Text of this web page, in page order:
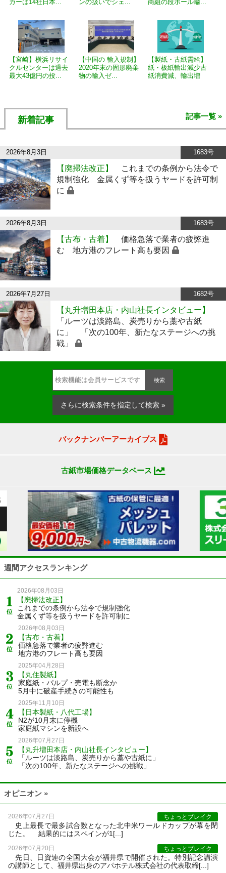
カーは14社日本... ンの扱いでシェ... 商組の段ボール輸...
【宮崎】横浜リサイ
クルセンターは過去
最大43億円の投...
【中国の 輸入規制】
2020年末の固形廃棄
物の輸入ゼ...
【製紙・古紙需給】
紙・板紙輸出減少古
紙消費減、輸出増
新着記事 記事一覧 »
2026年8月3日 1683号
【廃掃法改正】
これまでの条例から法令で
規制強化 金属くず等を扱うヤードを許可制
に
2026年8月3日 1683号
【古布・古着】
価格急落で業者の疲弊進
む 地方港のフレート高も要因
2026年7月27日 1682号
【丸升増田本店・内山社長インタビュー】
「ルーツは淡路島、炭売りから藁や古紙
に」 「次の100年、新たなステージへの挑
戦」
検索
さらに検索条件を指定して検索 »
バックナンバーアーカイブス
古紙市場価格データベース
週間アクセスランキング
2026年08月03日
【廃掃法改正】
これまでの条例から法令で規制強化
金属くず等を扱うヤードを許可制に
2026年08月03日
【古布・古着】
価格急落で業者の疲弊進む
地方港のフレート高も要因
2025年04月28日
【丸住製紙】
家庭紙・パルプ・売電も断念か
5月中に破産手続きの可能性も
2025年11月10日
【日本製紙・八代工場】
N2が10月末に停機
家庭紙マシンを新設へ
2026年07月27日
【丸升増田本店・内山社長インタビュー】
「ルーツは淡路島、炭売りから藁や古紙に」
「次の100年、新たなステージへの挑戦」
オピニオン »
2026年07月27日 ちょっとブレイク
史上最長で最多試合数となった北中米ワールドカップが幕を閉
じた。 結果的にはスペインが1[...]
2026年07月20日 ちょっとブレイク
先日、日資連の全国大会が福井県で開催された。特別記念講演
の講師として、福井県出身のアパホテル株式会社の代表取締[...]